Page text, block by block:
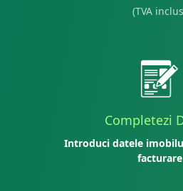
(TVA
Completezi
Introduci datele
facturare